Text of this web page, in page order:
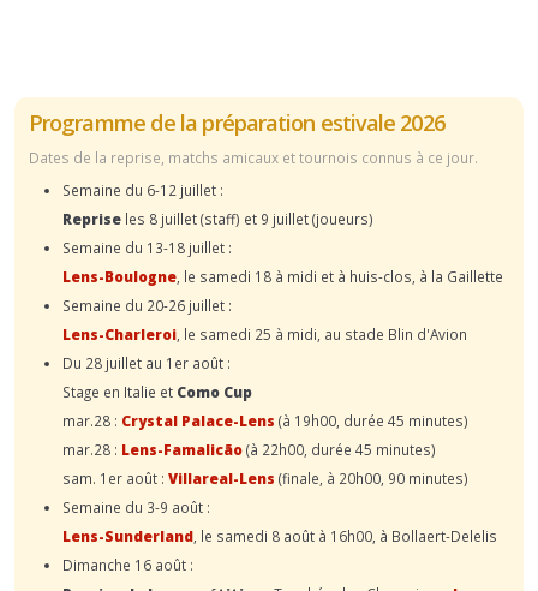
Programme de la préparation estivale 2026
Dates de la reprise, matchs amicaux et tournois connus à ce jour.
Semaine du 6-12 juillet :
Reprise les 8 juillet (staff) et 9 juillet (joueurs)
Semaine du 13-18 juillet :
Lens-Boulogne , le samedi 18 à midi et à huis-clos, à la Gaillette
Semaine du 20-26 juillet :
Lens-Charleroi , le samedi 25 à midi, au stade Blin d'Avion
Du 28 juillet au 1er août :
Stage en Italie et Como Cup
mar.28 : Crystal Palace-Lens (à 19h00, durée 45 minutes)
mar.28 : Lens-Famalicão(à 22h00, durée 45 minutes)
sam. 1er août : Villareal-Lens (finale, à 20h00, 90 minutes)
Semaine du 3-9 août :
Lens-Sunderland , le samedi 8 août à 16h00, à Bollaert-Delelis
Dimanche 16 août :